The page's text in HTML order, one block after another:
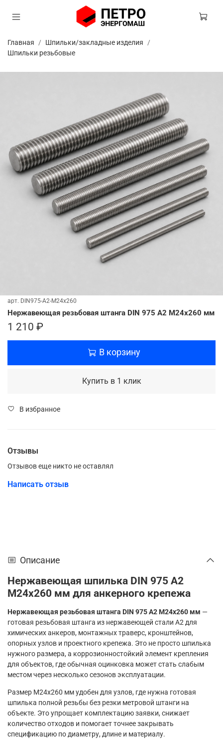
Главная
Шпильки/закладные изделия
Шпильки резьбовые
арт. DIN975-A2-M24x260
Нержавеющая резьбовая штанга DIN 975 A2 М24х260 мм
1 210 ₽
В корзину
Купить в 1 клик
В избранное
Отзывы
Отзывов еще никто не оставлял
Написать отзыв
Описание
Нержавеющая шпилька DIN 975 A2
М24х260 мм для анкерного крепежа
Нержавеющая резьбовая штанга DIN 975 A2 М24х260 мм —
готовая резьбовая штанга из нержавеющей стали A2 для
химических анкеров, монтажных траверс, кронштейнов,
опорных узлов и проектного крепежа. Это не просто шпилька
нужного размера, а коррозионностойкий элемент крепления
для объектов, где обычная оцинковка может стать слабым
местом через несколько сезонов эксплуатации.
Размер М24х260 мм удобен для узлов, где нужна готовая
шпилька полной резьбы без резки метровой штанги на
объекте. Это упрощает комплектацию заявки, снижает
количество отходов и помогает точнее закрывать
спецификацию по диаметру, длине и материалу.